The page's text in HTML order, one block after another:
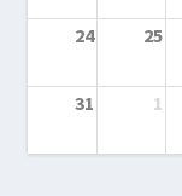
24 25
31 1